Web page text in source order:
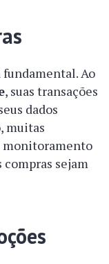
Ao
, suas transações
dados
muitas
monitoramento
compras sejam